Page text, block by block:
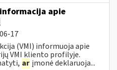
apie
17
(VMI) informuoja apie
VMI kliento profilyje.
ar įmonė deklaruoja...